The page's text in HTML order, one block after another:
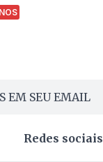
EM SEU EMAIL
Redes sociais